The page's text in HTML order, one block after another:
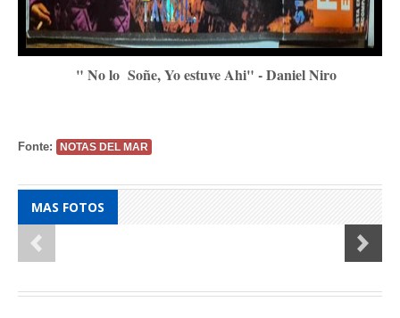
" No lo Soñe, Yo estuve Ahi" - Daniel Niro
Fonte: NOTAS DEL MAR
MAS FOTOS